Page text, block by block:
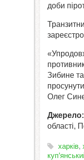
доби
Зибине
Олег
Джерело:
області,
харків,